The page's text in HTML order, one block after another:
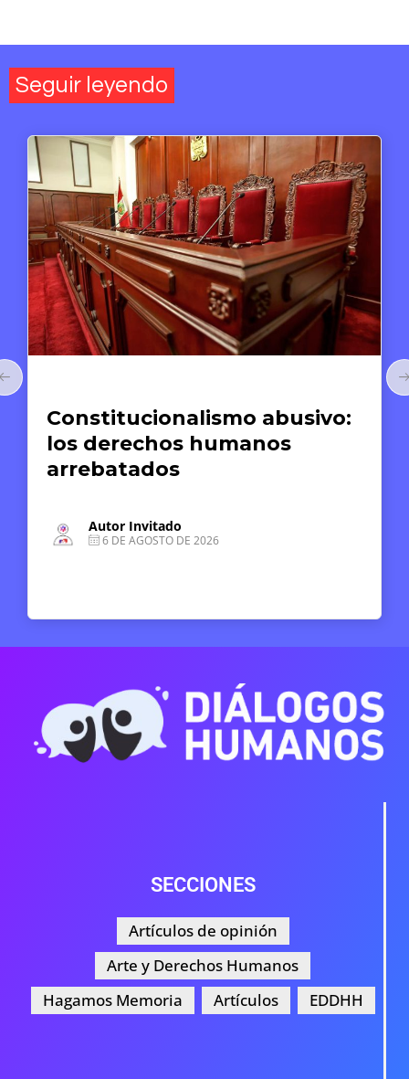
Seguir leyendo
Constitucionalismo abusivo:
los derechos humanos
arrebatados
Autor Invitado
6 DE AGOSTO DE 2026
SECCIONES
Artículos de opinión
Arte y Derechos Humanos
Hagamos Memoria
Artículos EDDHH